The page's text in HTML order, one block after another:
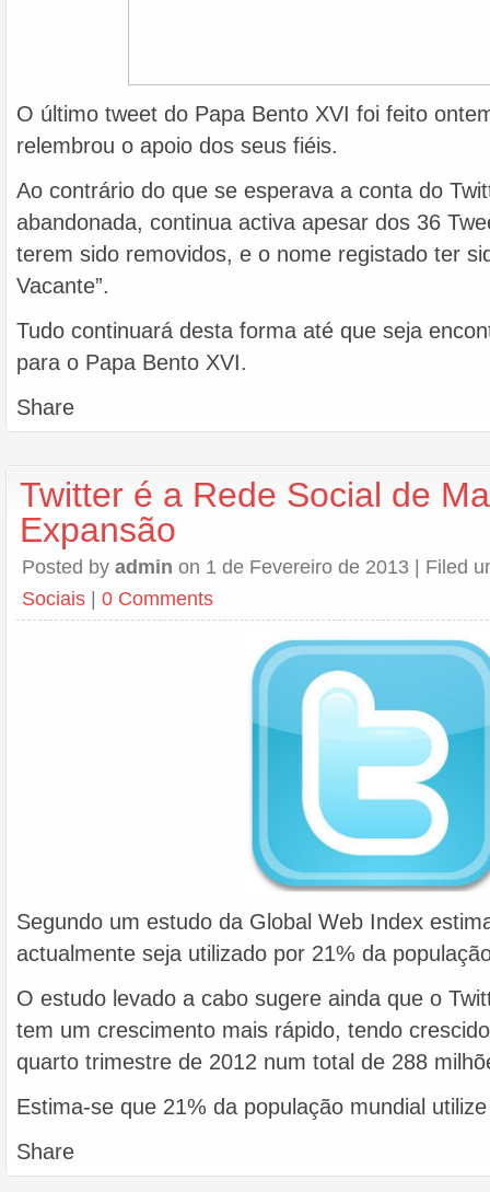
O último tweet do Papa Bento XVI foi feito
relembrou o apoio dos seus fiéis.
Ao contrário do que se esperava a conta do
abandonada, continua activa apesar dos 36
terem sido removidos, e o nome registado ter
Vacante”.
Tudo continuará desta forma até que seja
para o Papa Bento XVI.
Share
Twitter é a Rede Social de
Expansão
Posted by admin on 1 de Fevereiro de 2013 | Filed
Sociais | 0 Comments
Segundo um estudo da Global Web Index
actualmente seja utilizado por 21% da
O estudo levado a cabo sugere ainda que o
tem um crescimento mais rápido, tendo
quarto trimestre de 2012 num total de 288
Estima-se que 21% da população mundial
Share